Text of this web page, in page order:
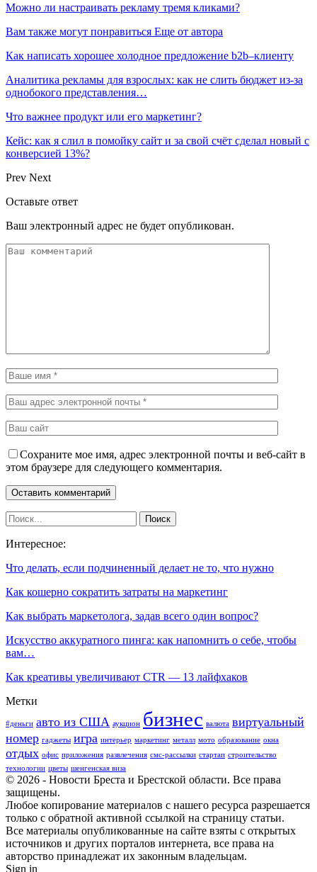
Можно ли настраивать рекламу тремя кликами?
Вам также могут понравиться Еще от автора
Как написать хорошее холодное предложение b2b–клиенту
Аналитика рекламы для взрослых: как не слить бюджет из-за
однобокого представления…
Что важнее продукт или его маркетинг?
Кейс: как я слил в помойку сайт и за свой счёт сделал новый с
конверсией 13%?
Prev Next
Оставьте ответ
Ваш электронный адрес не будет опубликован.
Сохраните мое имя, адрес электронной почты и веб-сайт в
этом браузере для следующего комментария.
Интересное:
Что делать, если подчиненный делает не то, что нужно
Как кошерно сократить затраты на маркетинг
Как выбрать маркетолога, задав всего один вопрос?
Искусство аккуратного пинга: как напомнить о себе, чтобы
вам…
Как креативы увеличивают CTR — 13 лайфхаков
Метки
#деньги авто из США аукцион бизнес валюта виртуальный
номер гаджеты игра интерьер маркетинг металл мото образование окна
отдых офис приложения развлечения смс-рассылки стартап строительство
технологии цветы шенгенская виза
© 2026 - Новости Бреста и Брестской области. Все права
защищены.
Любое копирование материалов с нашего ресурса разрешается
только с обратной активной ссылкой на страницу статьи.
Все материалы опубликованные на сайте взяты с открытых
источников и других порталов интернета, все права на
авторство принадлежат их законным владельцам.
Sign in